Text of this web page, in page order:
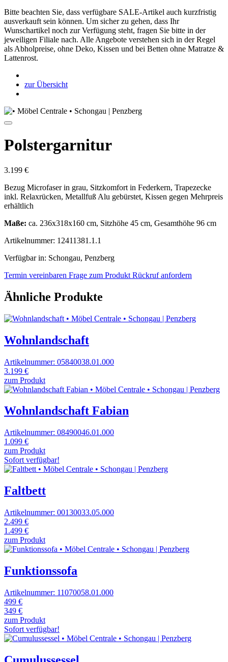
Bitte beachten Sie, dass verfügbare SALE-Artikel auch kurzfristig
ausverkauft sein können. Um sicher zu gehen, dass Ihr
Wunschartikel noch zur Verfügung steht, fragen Sie bitte in der
jeweiligen Filiale nach. Alle Angebote verstehen sich in der Regel
als Abholpreise, ohne Deko, Kissen und bei Betten ohne Matratze &
Lattenrost.
zur Übersicht
Polstergarnitur
3.199 €
Bezug Microfaser in grau, Sitzkomfort in Federkern, Trapezecke
inkl. Relaxrücken, Metallfuß Alu gebürstet, Kissen gegen Mehrpreis
erhältlich
Maße: ca. 236x318x160 cm, Sitzhöhe 45 cm, Gesamthöhe 96 cm
Artikelnummer: 12411381.1.1
Verfügbar in: Schongau, Penzberg
Termin vereinbaren Frage zum Produkt Rückruf anfordern
Ähnliche Produkte
Wohnlandschaft
Artikelnummer: 05840038.01.000
3.199 €
zum Produkt
Wohnlandschaft Fabian
Artikelnummer: 08490046.01.000
1.099 €
zum Produkt
Sofort verfügbar!
Faltbett
Artikelnummer: 00130033.05.000
2.499 €
1.499 €
zum Produkt
Funktionssofa
Artikelnummer: 11070058.01.000
499 €
349 €
zum Produkt
Sofort verfügbar!